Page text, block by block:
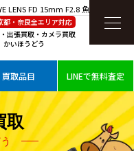
LENS FD 15mm F2.8 魚眼レンズを
都・奈良全エリア対応
出張買取・カメラ買取
かいほうどう
買取品目 LINEで無料査定
取